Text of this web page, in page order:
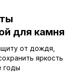
для камня
от дождя,
яркость
годы